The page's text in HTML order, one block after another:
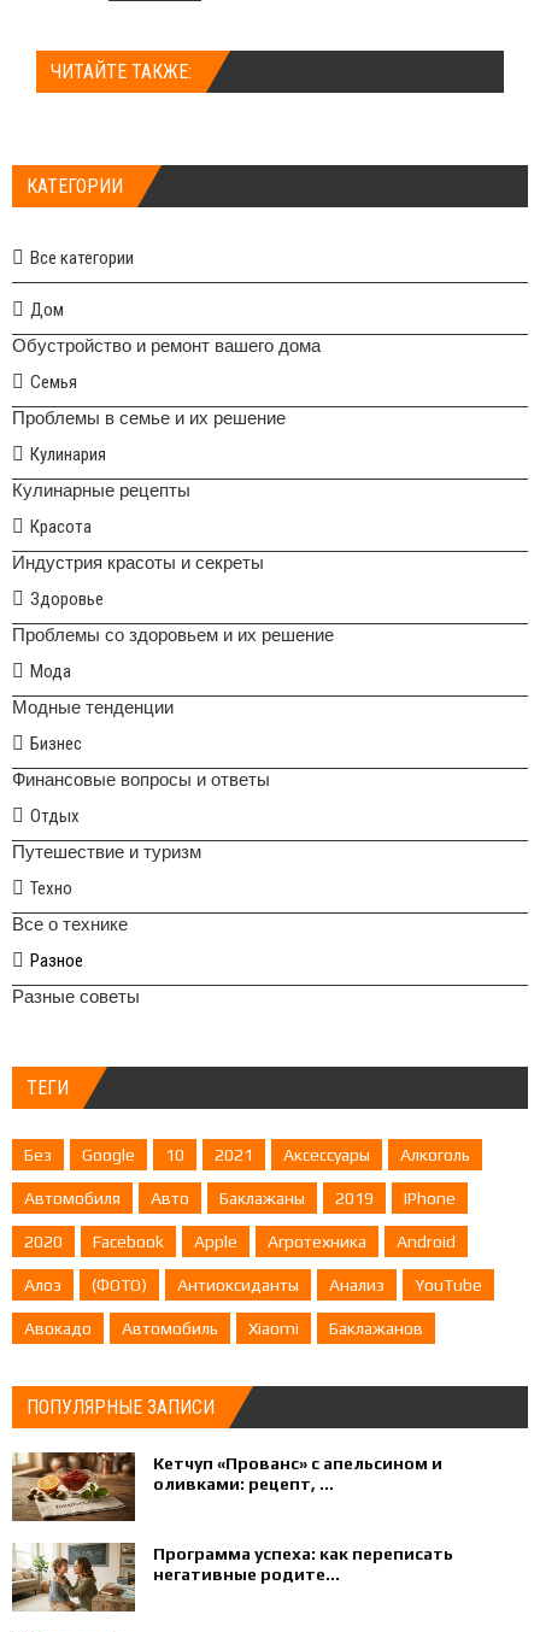
ЧИТАЙТЕ ТАКЖЕ:
КАТЕГОРИИ
Все категории
Дом
Обустройство и ремонт вашего дома
Семья
Проблемы в семье и их решение
Кулинария
Кулинарные рецепты
Красота
Индустрия красоты и секреты
Здоровье
Проблемы со здоровьем и их решение
Мода
Модные тенденции
Бизнес
Финансовые вопросы и ответы
Отдых
Путешествие и туризм
Техно
Все о технике
Разное
Разные советы
ТЕГИ
Без Google 10 2021 Аксессуары Алкоголь
Автомобиля Авто Баклажаны 2019 IPhone
2020 Facebook Apple Агротехника Android
Алоэ (ФОТО) Антиоксиданты Анализ YouTube
Авокадо Автомобиль Xiaomi Баклажанов
ПОПУЛЯРНЫЕ ЗАПИСИ
Кетчуп «Прованс» с апельсином и
оливками: рецепт, ...
Программа успеха: как переписать
негативные родите...